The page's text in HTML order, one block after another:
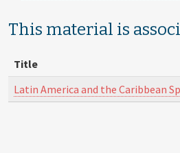
This material is
Title
Latin America and the Caribbean